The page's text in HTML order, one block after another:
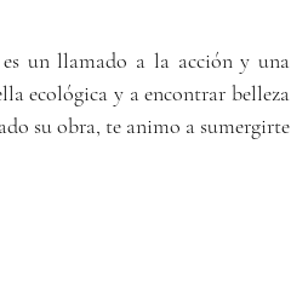
ecológica y a encontrar belleza
su obra, te animo a sumergirte